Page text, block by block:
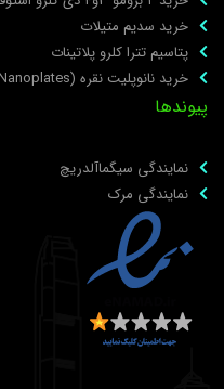
خرید سدیم متیلات
پتاسیم تترا کلرو پلاتینات
خرید نانوپلیت نقره (Silver Nanoplates)
نمایندگی سیگماآلدریچ
نمایندگی مرک